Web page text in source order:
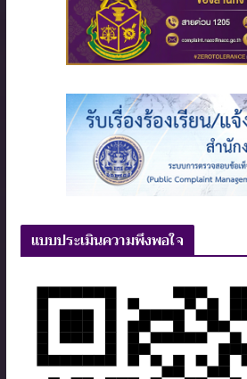
แบบประเมินความพึงพอใจ